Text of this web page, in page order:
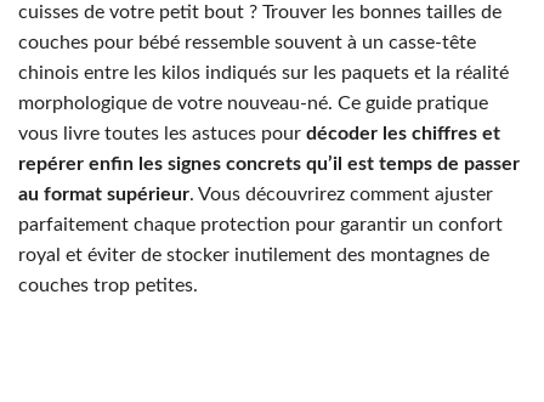
cuisses de votre petit bout ? Trouver les bonnes tailles de
couches pour bébé ressemble souvent à un casse-tête
chinois entre les kilos indiqués sur les paquets et la réalité
morphologique de votre nouveau-né. Ce guide pratique
vous livre toutes les astuces pour décoder les chiffres et
repérer enfin les signes concrets qu’il est temps de passer
au format supérieur. Vous découvrirez comment ajuster
parfaitement chaque protection pour garantir un confort
royal et éviter de stocker inutilement des montagnes de
couches trop petites.